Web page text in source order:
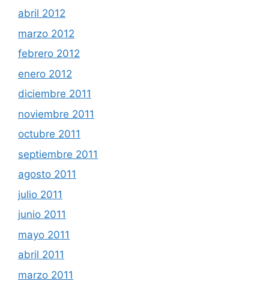
abril 2012
marzo 2012
febrero 2012
enero 2012
diciembre 2011
noviembre 2011
octubre 2011
septiembre 2011
agosto 2011
julio 2011
junio 2011
mayo 2011
abril 2011
marzo 2011